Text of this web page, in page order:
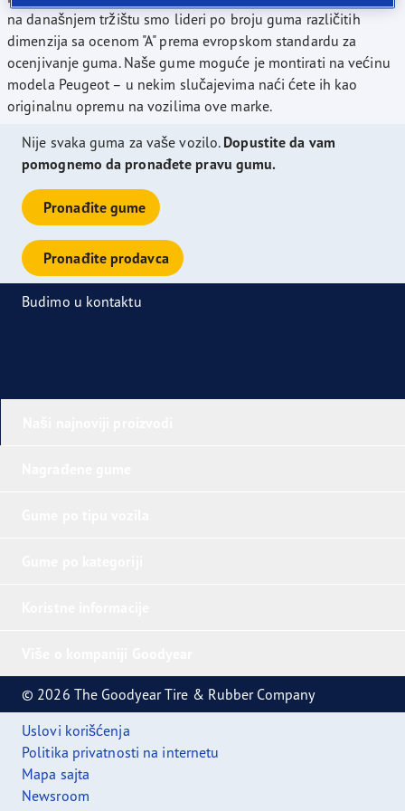
na današnjem tržištu smo lideri po broju guma različitih
dimenzija sa ocenom "A" prema evropskom standardu za
ocenjivanje guma. Naše gume moguće je montirati na većinu
modela Peugeot – u nekim slučajevima naći ćete ih kao
originalnu opremu na vozilima ove marke.
Nije svaka guma za vaše vozilo. Dopustite da vam
pomognemo da pronađete pravu gumu.
Pronađite gume
Pronađite prodavca
Budimo u kontaktu
© 2026 The Goodyear Tire & Rubber Company
Uslovi korišćenja
Politika privatnosti na internetu
Mapa sajta
Newsroom